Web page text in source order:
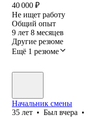
40 000 ₽
Не ищет работу
Общий опыт
9 лет 8 месяцев
Другие резюме
Ещё 1 резюме
Начальник смены
35 лет • Был вчера •